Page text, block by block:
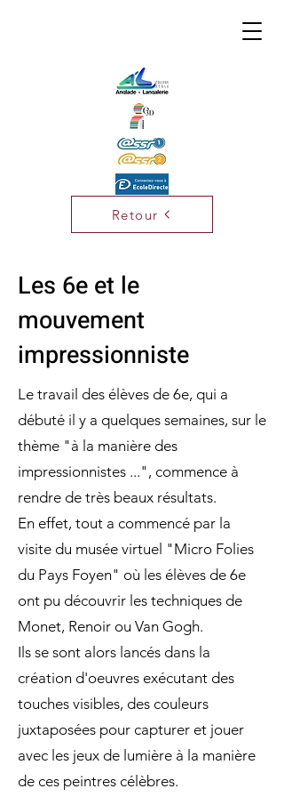
Retour
Les 6e et le
mouvement
impressionniste
Le travail des élèves de 6e, qui a
débuté il y a quelques semaines, sur le
thème "à la manière des
impressionnistes ...", commence à
rendre de très beaux résultats.
En effet, tout a commencé par la
visite du musée virtuel "Micro Folies
du Pays Foyen" où les élèves de 6e
ont pu découvrir les techniques de
Monet, Renoir ou Van Gogh.
Ils se sont alors lancés dans la
création d'oeuvres exécutant des
touches visibles, des couleurs
juxtaposées pour capturer et jouer
avec les jeux de lumière à la manière
de ces peintres célèbres.